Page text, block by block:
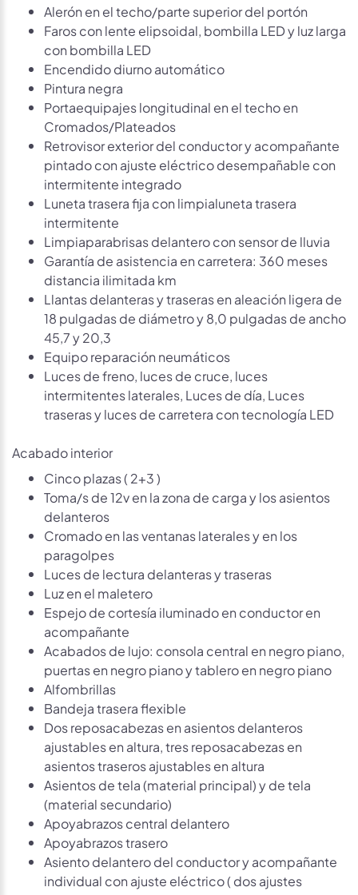
Alerón en el techo/parte superior del portón
Faros con lente elipsoidal, bombilla LED y luz larga
con bombilla LED
Encendido diurno automático
Pintura negra
Portaequipajes longitudinal en el techo en
Cromados/Plateados
Retrovisor exterior del conductor y acompañante
pintado con ajuste eléctrico desempañable con
intermitente integrado
Luneta trasera fija con limpialuneta trasera
intermitente
Limpiaparabrisas delantero con sensor de lluvia
Garantía de asistencia en carretera: 360 meses
distancia ilimitada km
Llantas delanteras y traseras en aleación ligera de
18 pulgadas de diámetro y 8,0 pulgadas de ancho
45,7 y 20,3
Equipo reparación neumáticos
Luces de freno, luces de cruce, luces
intermitentes laterales, Luces de día, Luces
traseras y luces de carretera con tecnología LED
Acabado interior
Cinco plazas ( 2+3 )
Toma/s de 12v en la zona de carga y los asientos
delanteros
Cromado en las ventanas laterales y en los
paragolpes
Luces de lectura delanteras y traseras
Luz en el maletero
Espejo de cortesía iluminado en conductor en
acompañante
Acabados de lujo: consola central en negro piano,
puertas en negro piano y tablero en negro piano
Alfombrillas
Bandeja trasera flexible
Dos reposacabezas en asientos delanteros
ajustables en altura, tres reposacabezas en
asientos traseros ajustables en altura
Asientos de tela (material principal) y de tela
(material secundario)
Apoyabrazos central delantero
Apoyabrazos trasero
Asiento delantero del conductor y acompañante
individual con ajuste eléctrico ( dos ajustes